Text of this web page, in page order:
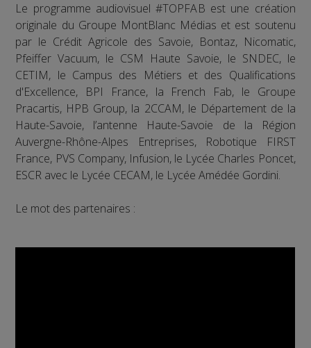
Le programme audiovisuel #TOPFAB est une création
originale du Groupe MontBlanc Médias et est soutenu
par le Crédit Agricole des Savoie, Bontaz, Nicomatic,
Pfeiffer Vacuum, le CSM Haute Savoie, le SNDEC, le
CETIM, le Campus des Métiers et des Qualifications
d'Excellence, BPI France, la French Fab, le Groupe
Pracartis, HPB Group, la 2CCAM, le Département de la
Haute-Savoie, l’antenne Haute-Savoie de la Région
Auvergne-Rhône-Alpes Entreprises, Robotique FIRST
France, PVS Company, Infusion, le Lycée Charles Poncet,
ESCR avec le Lycée CECAM, le Lycée Amédée Gordini.
Le mot des partenaires :